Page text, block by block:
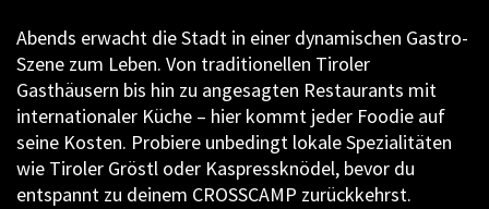
Abends erwacht die Stadt in einer dynamischen Gastro-
Szene zum Leben. Von traditionellen Tiroler
Gasthäusern bis hin zu angesagten Restaurants mit
internationaler Küche – hier kommt jeder Foodie auf
seine Kosten. Probiere unbedingt lokale Spezialitäten
wie Tiroler Gröstl oder Kaspressknödel, bevor du
entspannt zu deinem CROSSCAMP zurückkehrst.